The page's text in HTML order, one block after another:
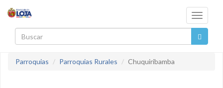
Toggle
Parroquias
Parroquias Rurales Chuquiribamba